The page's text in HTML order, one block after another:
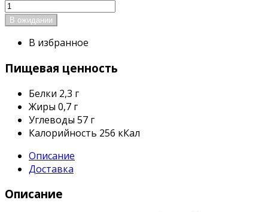
В избранное
Пищевая ценность
Белки 2,3 г
Жиры 0,7 г
Углеводы 57 г
Калорийность 256 кКал
Описание
Доставка
Описание